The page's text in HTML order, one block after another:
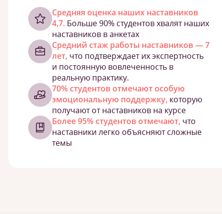
Cредняя оценка наших наставников
4,7. Больше 90% студентов хвалят наших
наставников в анкетах
Средний стаж работы наставников — 7
лет, что подтверждает их экспертность
и постоянную вовлеченность в
реальную практику.
70% студентов отмечают особую
эмоциональную поддержку, которую
получают от наставников на курсе
Более 95% студентов отмечают, что
наставники легко объясняют сложные
темы